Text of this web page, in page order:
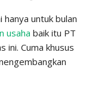
untuk bulan
usaha baik itu PT
ini. Cuma khusus